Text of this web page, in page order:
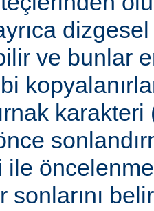
ve bunlar
ile
sonlarını